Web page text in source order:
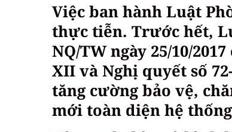
Việc ban hành Luật
thực tiễn. Trước hết,
NQ/TW ngày 25/10/
XII và Nghị quyết số
tăng cường bảo vệ,
mới toàn diện hệ